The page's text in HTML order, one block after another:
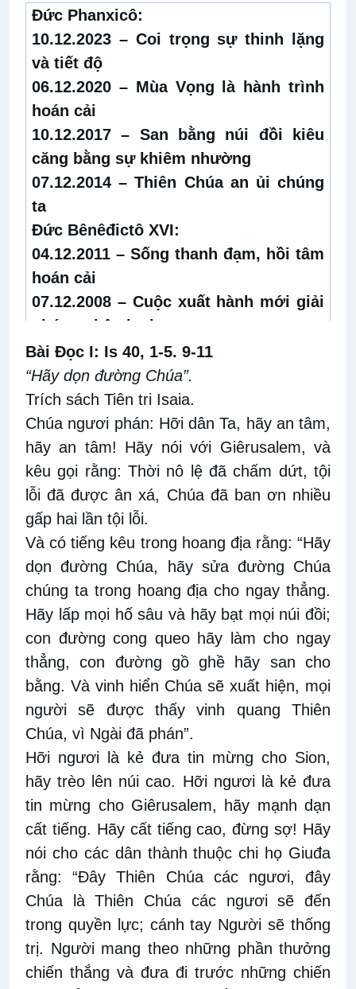
Đức Phanxicô:
10.12.2023 – Coi trọng sự thinh lặng
và tiết độ
06.12.2020 – Mùa Vọng là hành trình
hoán cải
10.12.2017 – San bằng núi đồi kiêu
căng bằng sự khiêm nhường
07.12.2014 –Thiên Chúa an ủi chúng
ta
Đức Bênêđictô XVI:
04.12.2011 –Sống thanh đạm, hồi tâm
hoán cải
07.12.2008 – Cuộc xuất hành mới giải
phóng nhân loại
Bài Ðọc I: Is 40, 1-5. 9-11
“Hãy dọn đường Chúa”.
Trích sách Tiên tri Isaia.
Chúa ngươi phán: Hỡi dân Ta, hãy an tâm,
hãy an tâm! Hãy nói với Giêrusalem, và
kêu gọi rằng: Thời nô lệ đã chấm dứt, tội
lỗi đã được ân xá, Chúa đã ban ơn nhiều
gấp hai lần tội lỗi.
Và có tiếng kêu trong hoang địa rằng: “Hãy
dọn đường Chúa, hãy sửa đường Chúa
chúng ta trong hoang địa cho ngay thẳng.
Hãy lấp mọi hố sâu và hãy bạt mọi núi đồi;
con đường cong queo hãy làm cho ngay
thẳng, con đường gồ ghề hãy san cho
bằng. Và vinh hiển Chúa sẽ xuất hiện, mọi
người sẽ được thấy vinh quang Thiên
Chúa, vì Ngài đã phán”.
Hỡi ngươi là kẻ đưa tin mừng cho Sion,
hãy trèo lên núi cao. Hỡi ngươi là kẻ đưa
tin mừng cho Giêrusalem, hãy mạnh dạn
cất tiếng. Hãy cất tiếng cao, đừng sợ! Hãy
nói cho các dân thành thuộc chi họ Giuđa
rằng: “Ðây Thiên Chúa các ngươi, đây
Chúa là Thiên Chúa các ngươi sẽ đến
trong quyền lực; cánh tay Người sẽ thống
trị. Người mang theo những phần thưởng
chiến thắng và đưa đi trước những chiến